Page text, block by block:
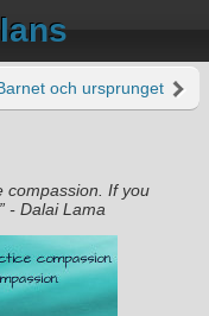
och ursprunget
compassion. If you
- Dalai Lama